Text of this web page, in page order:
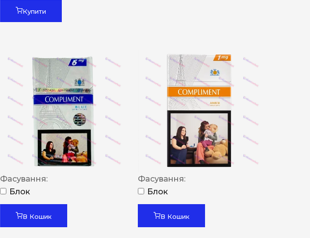
Купити
Фасування:
Блок
В Кошик
Фасування:
Блок
В Кошик